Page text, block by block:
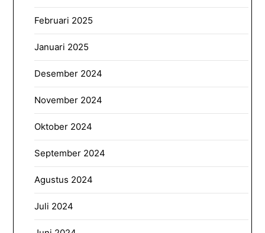
Februari 2025
Januari 2025
Desember 2024
November 2024
Oktober 2024
September 2024
Agustus 2024
Juli 2024